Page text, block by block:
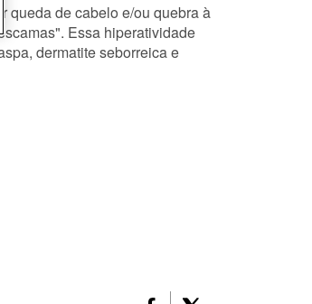
queda de cabelo e/ou quebra à
Essa hiperatividade
dermatite seborreica e